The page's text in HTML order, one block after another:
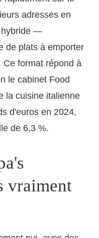
adresses en
hybride —
de plats à emporter
format répond à
le cabinet Food
la cuisine italienne
d'euros en 2024,
de 6,3 %.
vraiment